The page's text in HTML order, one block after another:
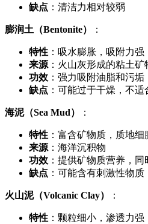
缺点 ：清洁力相对较弱
膨润土（Bentonite） ：
特性 ：吸水膨胀，吸附力强
来源 ：火山灰形成的粘土矿
功效 ：强力吸附油脂和污垢
缺点 ：可能过于干燥，不
海泥（Sea Mud） ：
特性 ：富含矿物质，质地细
来源 ：海洋沉积物
功效 ：提供矿物质营养，同
缺点 ：可能含有刺激性物质
火山泥（Volcanic Clay） ：
特性 ：颗粒细小，渗透力强